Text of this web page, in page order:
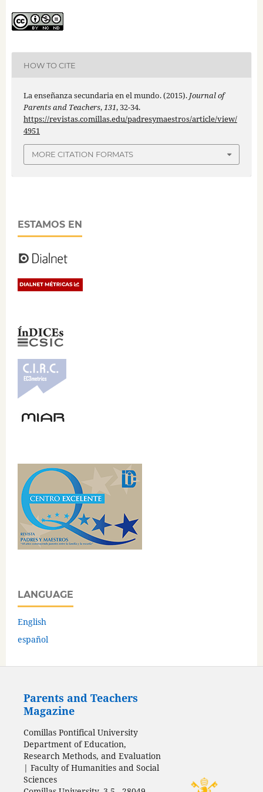
HOW TO CITE
La enseñanza secundaria en el mundo. (2015). Journal of
Parents and Teachers,131, 32-34.
https://revistas.comillas.edu/padresymaestros/article/view/
4951
MORE CITATION FORMATS
ESTAMOS EN
LANGUAGE
English
español
Parents and Teachers
Magazine
Comillas Pontifical University
Department of Education,
Research Methods, and Evaluation
| Faculty of Humanities and Social
Sciences